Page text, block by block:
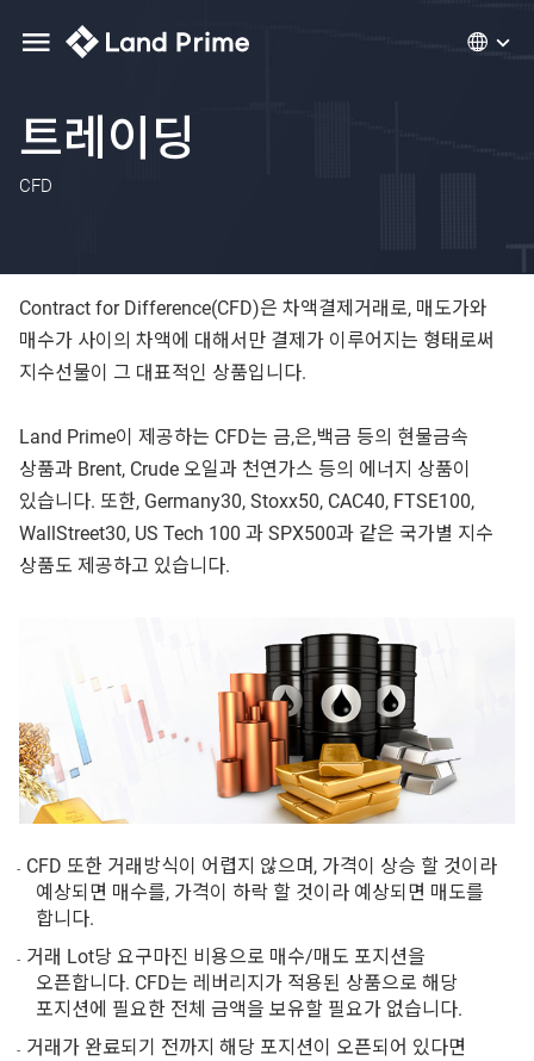
트레이딩
CFD
Contract for Difference(CFD)은 차액결제거래로, 매도가와
매수가 사이의 차액에 대해서만 결제가 이루어지는 형태로써
지수선물이 그 대표적인 상품입니다.
Land Prime이 제공하는 CFD는 금,은,백금 등의 현물금속
상품과 Brent, Crude 오일과 천연가스 등의 에너지 상품이
있습니다. 또한, Germany30, Stoxx50, CAC40, FTSE100,
WallStreet30, US Tech 100 과 SPX500과 같은 국가별 지수
상품도 제공하고 있습니다.
CFD 또한 거래방식이 어렵지 않으며, 가격이 상승 할 것이라
예상되면 매수를, 가격이 하락 할 것이라 예상되면 매도를
합니다.
거래 Lot당 요구마진 비용으로 매수/매도 포지션을
오픈합니다. CFD는 레버리지가 적용된 상품으로 해당
포지션에 필요한 전체 금액을 보유할 필요가 없습니다.
거래가 완료되기 전까지 해당 포지션이 오픈되어 있다면